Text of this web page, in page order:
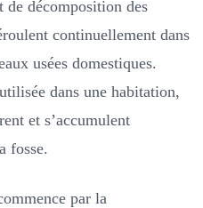
de décomposition des
continuellement dans
usées domestiques.
dans une habitation,
et s’accumulent
fosse.
par la